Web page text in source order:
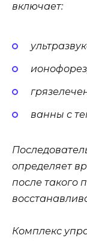
включает:
ванны с
определяет
после такого
Комплекс